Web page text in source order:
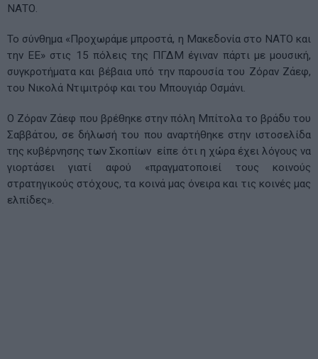
ΝΑΤΟ.
Το σύνθημα «Προχωράμε μπροστά, η Μακεδονία στο ΝΑΤΟ και
την ΕΕ» στις 15 πόλεις της ΠΓΔΜ έγιναν πάρτι με μουσική,
συγκροτήματα και βέβαια υπό την παρουσία του Ζόραν Ζάεφ,
του Νικολά Ντιμιτρόφ και του Μπουγιάρ Οσμάνι.
Ο Ζόραν Ζάεφ που βρέθηκε στην πόλη Μπίτολα το βράδυ του
Σαββάτου, σε δήλωσή του που αναρτήθηκε στην ιστοσελίδα
της κυβέρνησης των Σκοπίων είπε ότι η χώρα έχει λόγους να
γιορτάσει γιατί αφού «πραγματοποιεί τους κοινούς
στρατηγικούς στόχους, τα κοινά μας όνειρα και τις κοινές μας
ελπίδες».